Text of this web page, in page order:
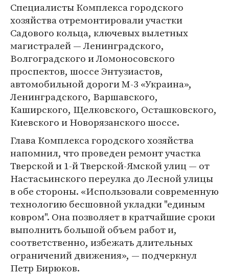
Специалисты Комплекса городского
хозяйства отремонтировали участки
Садового кольца, ключевых вылетных
магистралей — Ленинградского,
Волгоградского и Ломоносовского
проспектов, шоссе Энтузиастов,
автомобильной дороги М-3 «Украина»,
Ленинградского, Варшавского,
Каширского, Щелковского, Осташковского,
Киевского и Новорязанского шоссе.
Глава Комплекса городского хозяйства
напомнил, что проведен ремонт участка
Тверской и 1-й Тверской-Ямской улиц — от
Настасьинского переулка до Лесной улицы
в обе стороны. «Использовали современную
технологию бесшовной укладки "единым
ковром". Она позволяет в кратчайшие сроки
выполнить большой объем работ и,
соответственно, избежать длительных
ограничений движения», — подчеркнул
Петр Бирюков.